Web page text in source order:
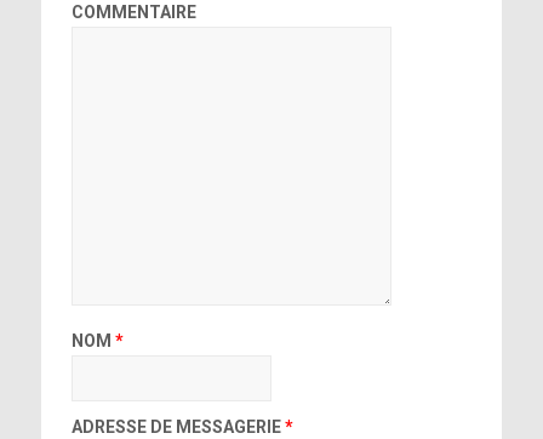
COMMENTAIRE
NOM *
ADRESSE DE MESSAGERIE*